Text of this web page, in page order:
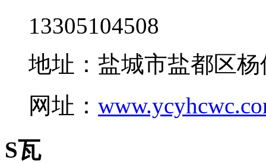
13305104508
地址：盐城市盐都区
网址：
S瓦